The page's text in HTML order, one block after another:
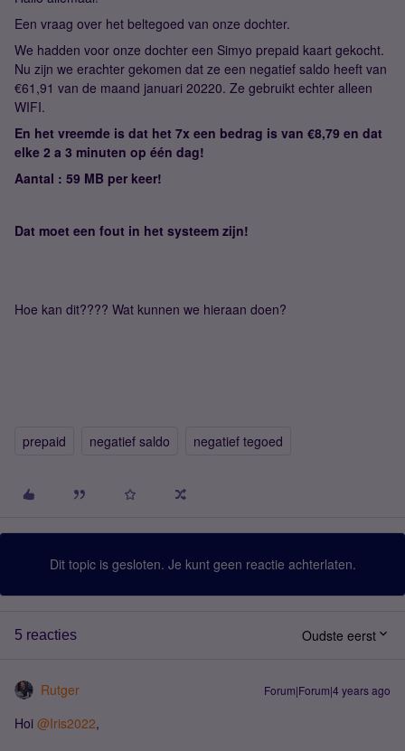
Een vraag over het beltegoed van onze dochter.
We hadden voor onze dochter een Simyo prepaid kaart gekocht.
Nu zijn we erachter gekomen dat ze een negatief saldo heeft van
€61,91 van de maand januari 20220. Ze gebruikt echter alleen
WIFI.
En het vreemde is dat het 7x een bedrag is van €8,79 en dat
elke 2 a 3 minuten op één dag!
Aantal : 59 MB per keer!
Dat moet een fout in het systeem zijn!
Hoe kan dit???? Wat kunnen we hieraan doen?
prepaid negatief saldo negatief tegoed
Dit topic is gesloten. Je kunt geen reactie achterlaten.
5 reacties Oudste eerst
Rutger Forum|Forum|4 years ago
Hoi @Iris2022,